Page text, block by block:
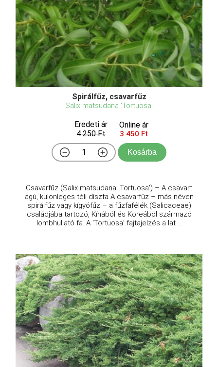
Spirálfűz, csavarfűz
Salix matsudana 'Tortuosa'
Eredeti ár
4 250 Ft
Online ár
3 450 Ft
Kosárba
Csavarfűz (Salix matsudana 'Tortuosa') – A csavart
ágú, különleges téli díszfa A csavarfűz – más néven
spirálfűz vagy kígyófűz – a fűzfafélék (Salicaceae)
családjába tartozó, Kínából és Koreából származó
lombhullató fa. A 'Tortuosa' fajtajelzés a lat ...